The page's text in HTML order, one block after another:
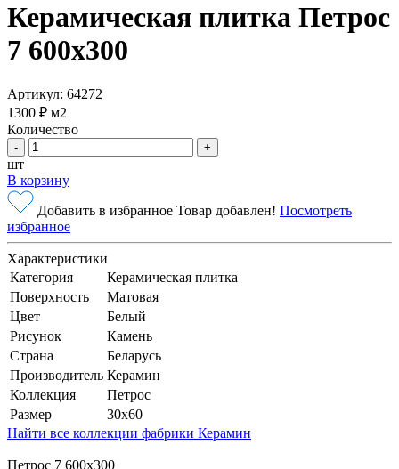
Керамическая плитка Петрос
7 600х300
Артикул: 64272
1300 ₽ м2
Количество
- +
шт
В корзину
Добавить в избранное Товар добавлен! Посмотреть
избранное
Характеристики
Категория
Керамическая плитка
Поверхность
Матовая
Цвет
Белый
Рисунок
Камень
Страна
Беларусь
Производитель Керамин
Коллекция
Петрос
Размер
30x60
Найти все коллекции фабрики Керамин
Петрос 7 600х300